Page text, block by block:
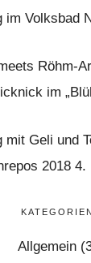
im Volksbad
Röhm-
im
mit Geli und
2018 4.
KATEGORIEN
Allgemein